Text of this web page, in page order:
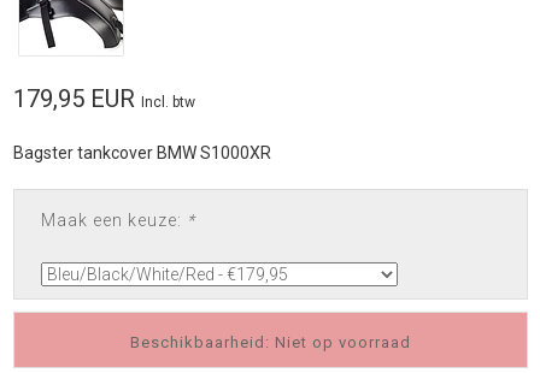
179,95 EUR Incl. btw
Bagster tankcover BMW S1000XR
Maak een keuze: *
Beschikbaarheid: Niet op voorraad